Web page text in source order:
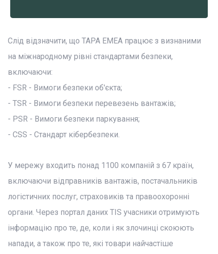
Слід відзначити, що TAPA EMEA працює з визнаними
на міжнародному рівні стандартами безпеки,
включаючи:
- FSR - Вимоги безпеки об'єкта;
- TSR - Вимоги безпеки перевезень вантажів;
- PSR - Вимоги безпеки паркування;
- CSS - Стандарт кібербезпеки.
У мережу входить понад 1100 компаній з 67 країн,
включаючи відправників вантажів, постачальників
логістичних послуг, страховиків та правоохоронні
органи. Через портал даних TIS учасники отримують
інформацію про те, де, коли і як злочинці скоюють
напади, а також про те, які товари найчастіше